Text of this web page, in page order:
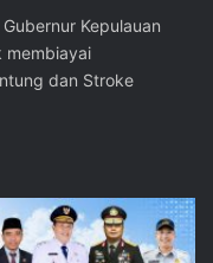
Kepulauan
membiayai
dan Stroke